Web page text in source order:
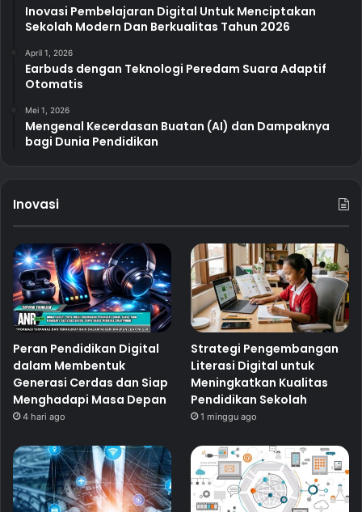
Inovasi Pembelajaran Digital Untuk Menciptakan
Sekolah Modern Dan Berkualitas Tahun 2026
April 1, 2026
Earbuds dengan Teknologi Peredam Suara Adaptif
Otomatis
Mei 1, 2026
Mengenal Kecerdasan Buatan (AI) dan Dampaknya
bagi Dunia Pendidikan
Inovasi
Peran Pendidikan Digital
dalam Membentuk
Generasi Cerdas dan Siap
Menghadapi Masa Depan
4 hari ago
Strategi Pengembangan
Literasi Digital untuk
Meningkatkan Kualitas
Pendidikan Sekolah
1 minggu ago